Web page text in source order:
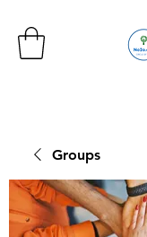
Groups